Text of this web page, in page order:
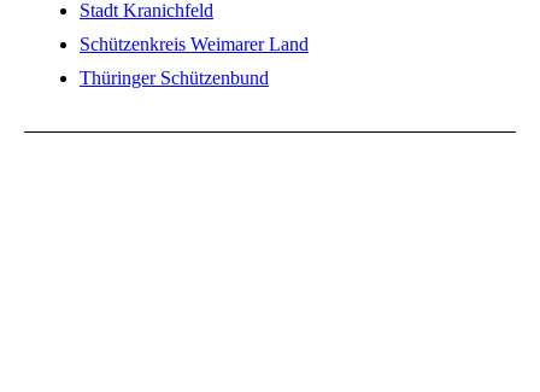
Stadt Kranichfeld
Schützenkreis Weimarer Land
Thüringer Schützenbund